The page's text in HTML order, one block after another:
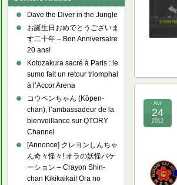
Avr
24
2012
Dave the Diver in the Jungle
お誕生日おめでとうございま
す二十年 – Bon Anniversaire
20 ans!
Kotozakura sacré à Paris : le
sumo fait un retour triomphal
à l’Accor Arena
コウペンちゃん (Kôpen-
chan), l’ambassadeur de la
bienveillance sur QTORY
Channel
[Annonce] クレヨンしんちゃ
ん奇々怪々! オラの妖怪バケ
ーション – Crayon Shin-
chan Kikikaikai! Ora no